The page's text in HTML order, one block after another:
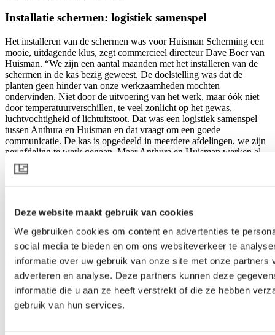
Deze website maakt gebruik van cookies
We gebruiken cookies om content en advertenties te
social media te bieden en om ons websiteverkeer te
informatie over uw gebruik van onze site met onze partners
adverteren en analyse. Deze partners kunnen deze
informatie die u aan ze heeft verstrekt of die ze hebben
gebruik van hun services.
Installatie schermen: logistiek samenspel
Het installeren van de schermen was voor Huisman Scherming een
mooie, uitdagende klus, zegt commercieel directeur Dave Boer van
Huisman. “We zijn een aantal maanden met het installeren van de
schermen in de kas bezig geweest. De doelstelling was dat de
planten geen hinder van onze werkzaamheden mochten
ondervinden. Niet door de uitvoering van het werk, maar óók niet
door temperatuurverschillen, te veel zonlicht op het gewas,
luchtvochtigheid of lichtuitstoot. Dat was een logistiek samenspel
tussen Anthura en Huisman en dat vraagt om een goede
communicatie. De kas is opgedeeld in meerdere afdelingen, we zijn
per afdeling te werk gegaan. Maar Anthura en Huisman werken al
dertig jaar samen, we weten wat we aan elkaar hebben.” Zoals
gezegd past PARperfect ook uitstekend in de wens van Anthura om
energie te besparen. Dat was een belangrijke voorwaarde om het
besluit Patrick Romeijn. “Met de schermconfiguratie hebben we de
mogelijkheid om allerhande schermcombinaties te maken. We
kunnen continu een doek dicht laten liggen zonder dat dat ten koste
gaat van te veel lichtverlies op gewasniveau. En we kunnen een
optimaal lichtniveau realiseren, zonder dat dat nadeel heeft voor het
energieverbruik.” Adviseur Bart Bakker van Svensson kijkt met
plezier terug op de samenwerking met Anthura. “Voor mij is het
leuk om met Patrick de diepte in te gaan. We zijn samen aan de hand
van grafieken over het buitenlicht tot de keuze voor een transparant
energiescherm in combinatie met het PARperfect-scherm gekomen.